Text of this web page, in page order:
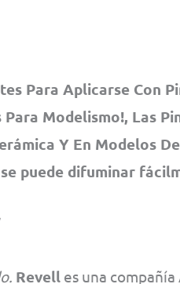
Para Aplicarse Con
Modelismo!, Las
Y En Modelos
puede difuminar
Revelles una compañía